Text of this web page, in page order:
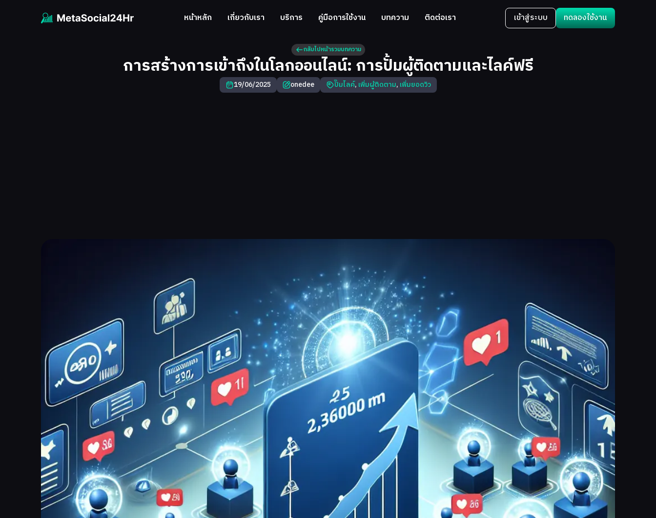
หน้าหลัก เกี่ยวกับเรา บริการ คู่มือการใช้งาน บทความ ติดต่อเรา เข้าสู่ระบบ ทดลองใช้งาน
กลับไปหน้ารวมบทความ
การสร้างการเข้าถึงในโลกออนไลน์: การปั้มผู้ติดตามและไลค์ฟรี
19/06/2025 onedee ปั๊มไลค์, เพิ่มผู้ติดตาม, เพิ่มยอดวิว